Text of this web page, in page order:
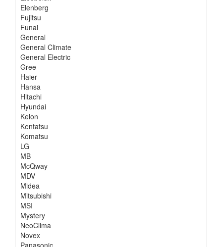
Elenberg
Fujitsu
Funai
General
General Climate
General Electric
Gree
Haier
Hansa
Hitachi
Hyundai
Kelon
Kentatsu
Komatsu
LG
MB
McQway
MDV
Midea
Mitsubishi
MSI
Mystery
NeoClima
Novex
Panasonic